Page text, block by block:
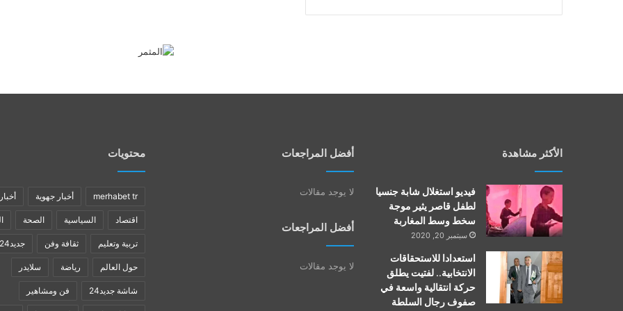
الأكثر مشاهدة
فيديو استغلال شابة جنسيا
لطفل قاصر يثير موجة
سخط وسط المغاربة
سبتمبر 20, 2020
استعدادا للاستحقاقات
الانتخابية.. لفتيت يطلق
حركة انتقالية واسعة في
صفوف رجال السلطة
أفضل المراجعات
لا يوجد مقالات
أفضل المراجعات
لا يوجد مقالات
محتويات
merhabet tr أخبار جهوية
اقتصاد السياسية الصحة
تربية وتعليم ثقافة وفن جديد24
حول العالم رياضة سلايدر
شاشة جديد24 فن ومشاهير